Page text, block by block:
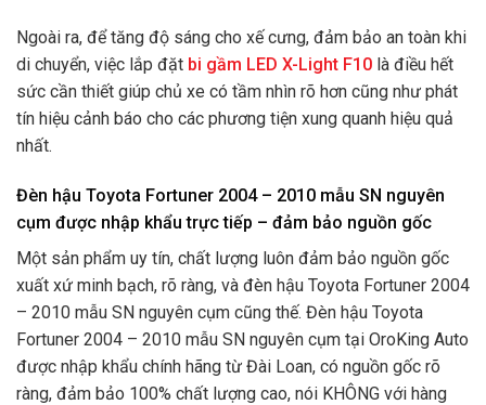
Ngoài ra, để tăng độ sáng cho xế cưng, đảm bảo an toàn khi
di chuyển, việc lắp đặt bi gầm LED X-Light F10 là điều hết
sức cần thiết giúp chủ xe có tầm nhìn rõ hơn cũng như phát
tín hiệu cảnh báo cho các phương tiện xung quanh hiệu quả
nhất.
Đèn hậu Toyota Fortuner 2004 – 2010 mẫu SN nguyên
cụm được nhập khẩu trực tiếp – đảm bảo nguồn gốc
Một sản phẩm uy tín, chất lượng luôn đảm bảo nguồn gốc
xuất xứ minh bạch, rõ ràng, và đèn hậu Toyota Fortuner 2004
– 2010 mẫu SN nguyên cụm cũng thế. Đèn hậu Toyota
Fortuner 2004 – 2010 mẫu SN nguyên cụm tại OroKing Auto
được nhập khẩu chính hãng từ Đài Loan, có nguồn gốc rõ
ràng, đảm bảo 100% chất lượng cao, nói KHÔNG với hàng